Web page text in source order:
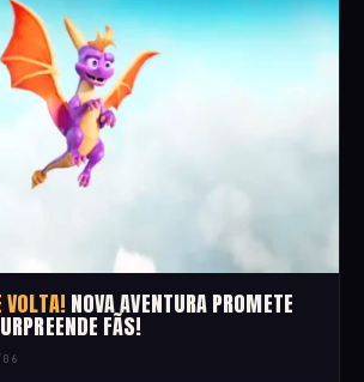
VOLTA!NOVA AVENTURA PROMETE
FÃS!